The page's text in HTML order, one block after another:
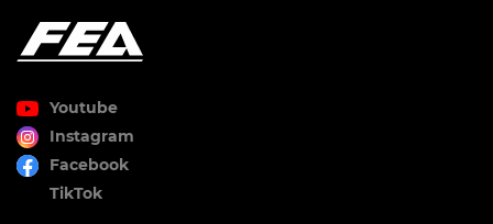
Youtube
Instagram
Facebook
TikTok